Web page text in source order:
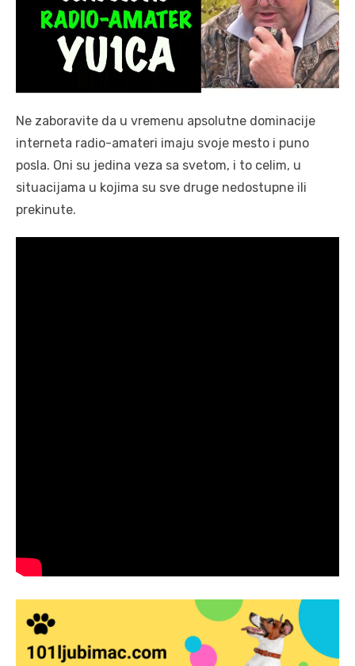
Ne zaboravite da u vremenu apsolutne dominacije
interneta radio-amateri imaju svoje mesto i puno
posla. Oni su jedina veza sa svetom, i to celim, u
situacijama u kojima su sve druge nedostupne ili
prekinute.